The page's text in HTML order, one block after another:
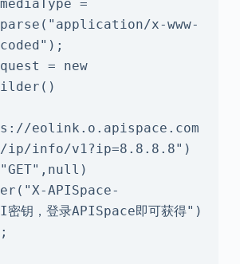
=
x-www-
= new
eolink.o.apispace.com
ip/info/v1?ip=8.8.8.8")
钥，登录APISpace即可获得")